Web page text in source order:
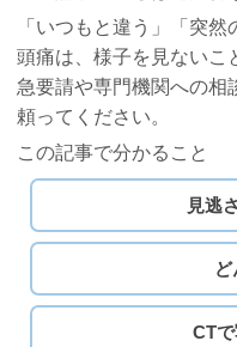
「いつもと違う」「突
頭痛は、様子を見ないこ
急要請や専門機関への相
頼ってください。
この記事で分かること
見逃
CT